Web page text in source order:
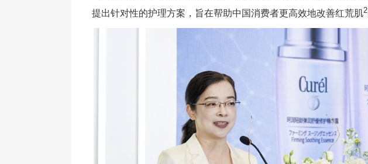
提出针对性的护理方案，旨在帮助中国消费者更高效地改善红荒肌2